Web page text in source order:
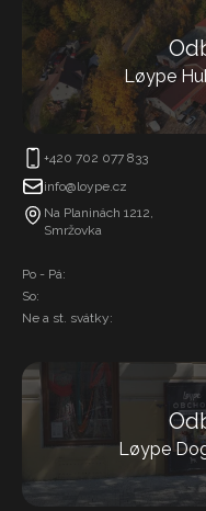
Løype
+420 702 077 833
info@loype.cz
Na Planinách 1212,
Smržovka
Po - Pá:
So:
Ne a st. svátky:
Løype